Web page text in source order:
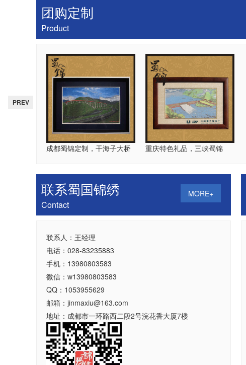
四川蜀绣店，实用围巾
团购定制
Product
成都蜀锦定制，干海子大桥 重庆特色礼品，三峡蜀锦
PREV
联系蜀国锦绣
Contact
MORE+
联系人：王经理
电话：028-83235883
手机：13980803583
微信：w13980803583
QQ：1053955629
邮箱：jinmaxiu@163.com
地址：成都市一环路西二段2号浣花香大厦7楼